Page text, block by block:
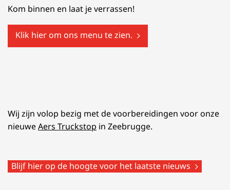
Kom binnen en laat je verrassen!
Klik hier om ons menu te zien.
Wij zijn volop bezig met de voorbereidingen voor onze
nieuweAers Truckstop in Zeebrugge.
Blijf hier op de hoogte voor het laatste nieuws